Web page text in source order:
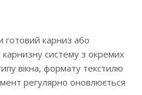
готовий карниз або
систему з окремих
вікна, формату текстилю
регулярно оновлюється